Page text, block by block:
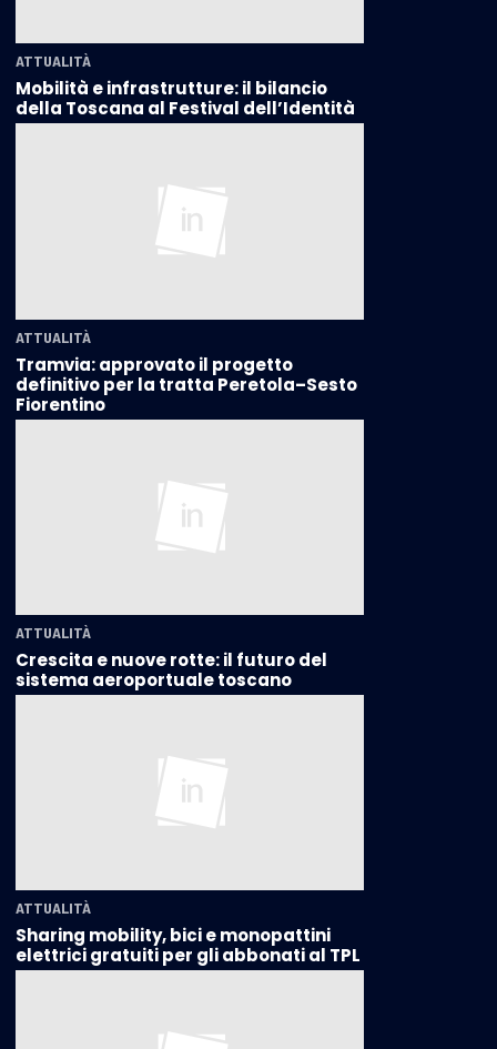
ATTUALITÀ
Mobilità e infrastrutture: il bilancio
della Toscana al Festival dell’Identità
ATTUALITÀ
Tramvia: approvato il progetto
definitivo per la tratta Peretola–Sesto
Fiorentino
ATTUALITÀ
Crescita e nuove rotte: il futuro del
sistema aeroportuale toscano
ATTUALITÀ
Sharing mobility, bici e monopattini
elettrici gratuiti per gli abbonati al TPL